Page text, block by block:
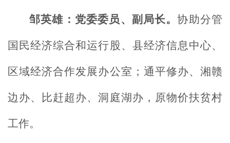
邹英雄：党委委员、副局长。协助分管
国民经济综合和运行股、县经济信息中心、
区域经济合作发展办公室；通平修办、湘赣
边办、比赶超办、洞庭湖办，原物价扶贫村
工作。